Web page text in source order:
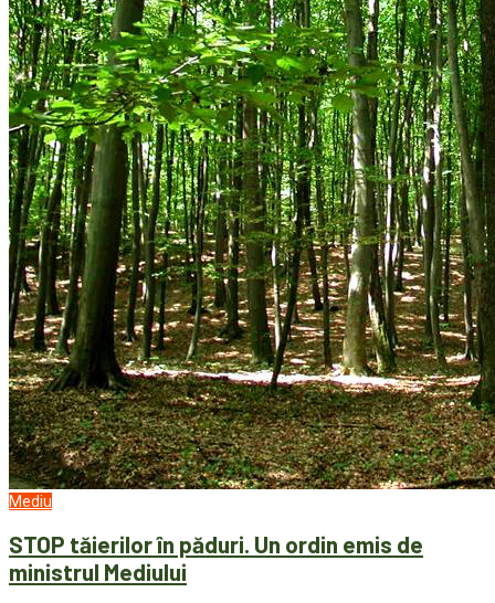
Mediu
STOP tăierilor în păduri. Un ordin emis de
ministrul Mediului